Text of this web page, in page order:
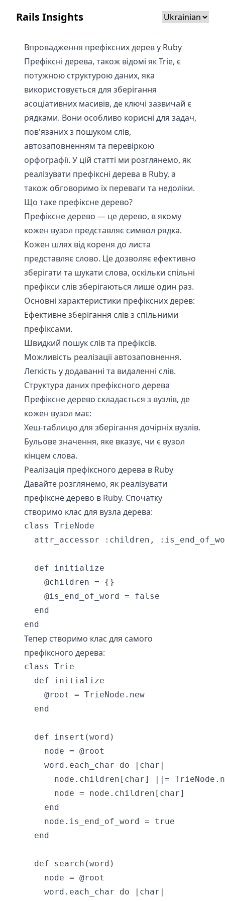
Rails Insights
Впровадження префіксних дерев у Ruby
Префіксні дерева, також відомі як Trie, є
потужною структурою даних, яка
використовується для зберігання
асоціативних масивів, де ключі зазвичай є
рядками. Вони особливо корисні для задач,
пов'язаних з пошуком слів,
автозаповненням та перевіркою
орфографії. У цій статті ми розглянемо, як
реалізувати префіксні дерева в Ruby, а
також обговоримо їх переваги та недоліки.
Що таке префіксне дерево?
Префіксне дерево — це дерево, в якому
кожен вузол представляє символ рядка.
Кожен шлях від кореня до листа
представляє слово. Це дозволяє ефективно
зберігати та шукати слова, оскільки спільні
префікси слів зберігаються лише один раз.
Основні характеристики префіксних дерев:
Ефективне зберігання слів з спільними
префіксами.
Швидкий пошук слів та префіксів.
Можливість реалізації автозаповнення.
Легкість у додаванні та видаленні слів.
Структура даних префіксного дерева
Префіксне дерево складається з вузлів, де
кожен вузол має:
Хеш-таблицю для зберігання дочірніх вузлів.
Бульове значення, яке вказує, чи є вузол
кінцем слова.
Реалізація префіксного дерева в Ruby
Давайте розглянемо, як реалізувати
префіксне дерево в Ruby. Спочатку
створимо клас для вузла дерева:
class TrieNode
attr_accessor :children,
  def initialize
    @children = {}
    @is_end_of_word = false
  end
Тепер створимо клас для самого
префіксного дерева:
class Trie
  def initialize
    @root = TrieNode.new
  end
  def insert(word)
    node = @root
    word.each_char do |char|
node.children[char] ||=
      node = node.children[char]
    end
    node.is_end_of_word = true
  end
  def search(word)
    node = @root
    word.each_char do |char|